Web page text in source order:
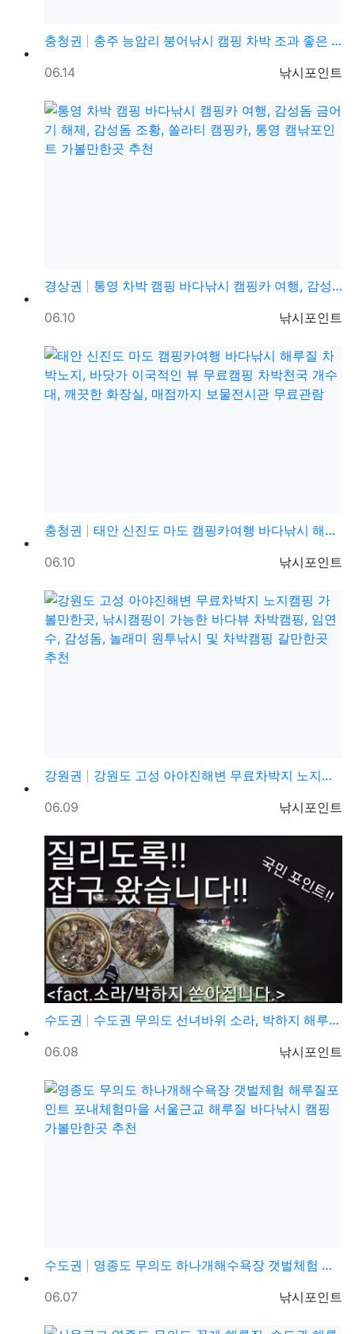
충청권
충주 능암리 붕어낚시 캠핑 차박 조과 좋은 무료 노지터…
등록자
낚시포인트
등록일
06.14
경상권
통영 차박 캠핑 바다낚시 캠핑카 여행, 감성돔 금어기 …
등록자
낚시포인트
등록일
06.10
충청권
태안 신진도 마도 캠핑카여행 바다낚시 해루질 차박노지,…
등록자
낚시포인트
등록일
06.10
강원권
강원도 고성 아야진해변 무료차박지 노지캠핑 가볼만한곳,…
등록자
낚시포인트
등록일
06.09
수도권
수도권 무의도 선녀바위 소라, 박하지 해루질 조과 엄청…
등록자
낚시포인트
등록일
06.08
수도권
영종도 무의도 하나개해수욕장 갯벌체험 해루질포인트 포내…
등록자
낚시포인트
등록일
06.07